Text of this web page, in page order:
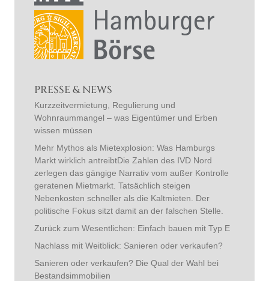
PRESSE & NEWS
Kurzzeitvermietung, Regulierung und
Wohnraummangel – was Eigentümer und Erben
wissen müssen
Mehr Mythos als Mietexplosion: Was Hamburgs
Markt wirklich antreibtDie Zahlen des IVD Nord
zerlegen das gängige Narrativ vom außer Kontrolle
geratenen Mietmarkt. Tatsächlich steigen
Nebenkosten schneller als die Kaltmieten. Der
politische Fokus sitzt damit an der falschen Stelle.
Zurück zum Wesentlichen: Einfach bauen mit Typ E
Nachlass mit Weitblick: Sanieren oder verkaufen?
Sanieren oder verkaufen? Die Qual der Wahl bei
Bestandsimmobilien